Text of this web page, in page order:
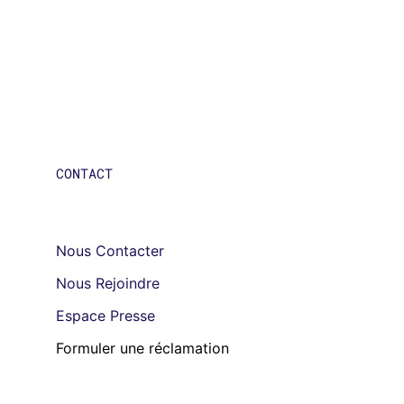
CONTACT
Nous Contacter
Nous Rejoindre
Espace Presse
Formuler une réclamation